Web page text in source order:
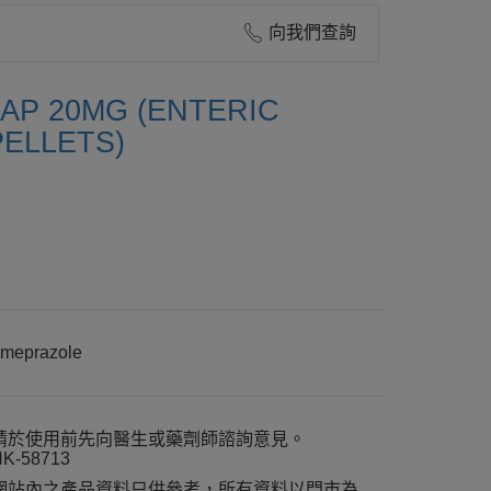
向我們查詢
20MG (ENTERIC
於使用前先向醫生或藥劑師諮詢意見。
58713